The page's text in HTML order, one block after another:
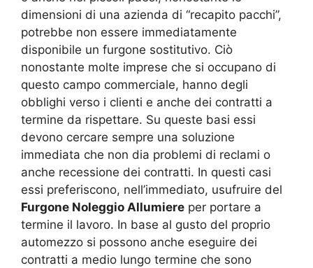
dimensioni di una azienda di “recapito pacchi”,
potrebbe non essere immediatamente
disponibile un furgone sostitutivo. Ciò
nonostante molte imprese che si occupano di
questo campo commerciale, hanno degli
obblighi verso i clienti e anche dei contratti a
termine da rispettare. Su queste basi essi
devono cercare sempre una soluzione
immediata che non dia problemi di reclami o
anche recessione dei contratti. In questi casi
essi preferiscono, nell’immediato, usufruire del
Furgone Noleggio Allumiere per portare a
termine il lavoro. In base al gusto del proprio
automezzo si possono anche eseguire dei
contratti a medio lungo termine che sono